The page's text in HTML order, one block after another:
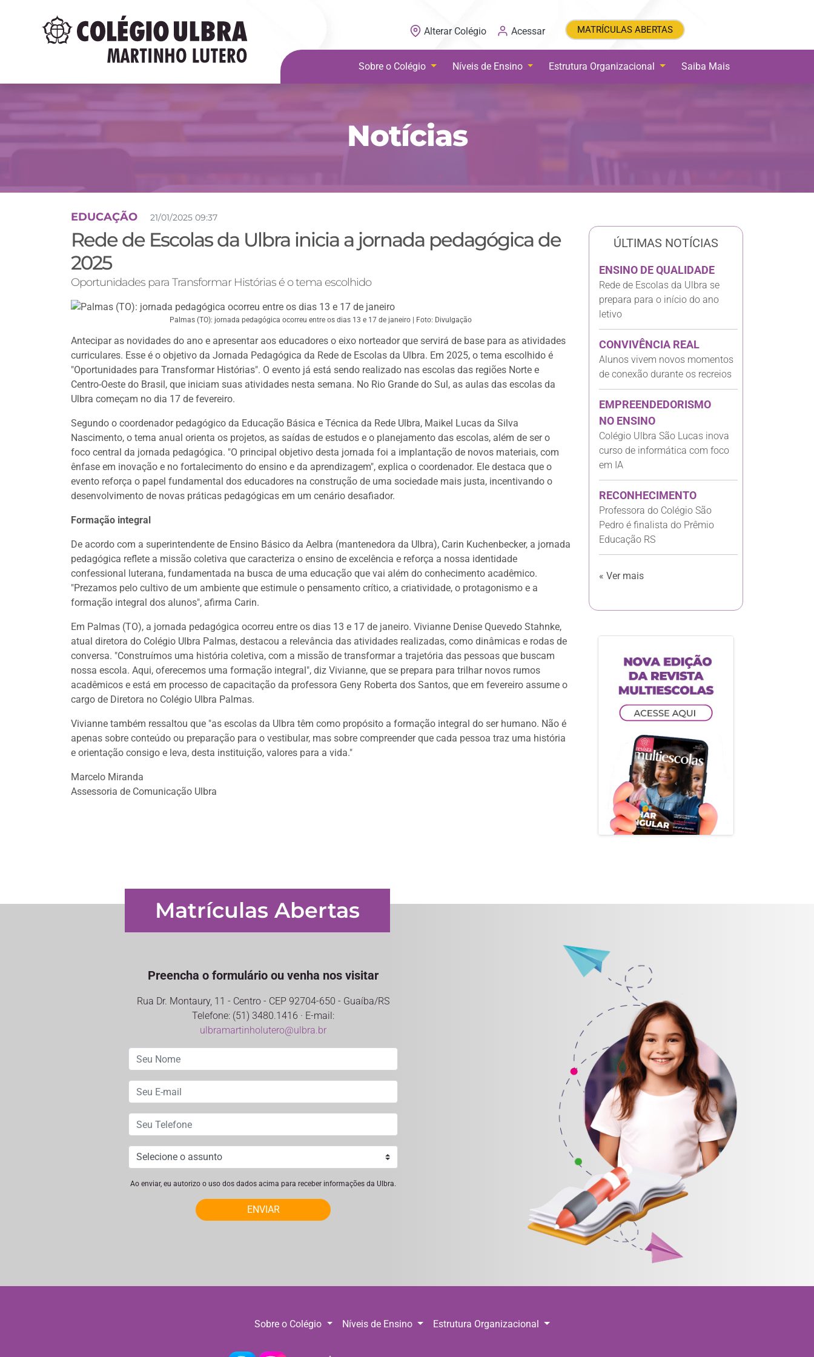
MATRÍCULAS ABERTAS
Alterar Colégio Acessar MATRÍCULAS ABERTAS
Sobre o Colégio Níveis de Ensino Estrutura Organizacional Saiba Mais
Notícias
EDUCAÇÃO 21/01/2025 09:37
Rede de Escolas da Ulbra inicia a jornada pedagógica de
2025
Oportunidades para Transformar Histórias é o tema escolhido
Palmas (TO): jornada pedagógica ocorreu entre os dias 13 e 17 de janeiro | Foto: Divulgação
Antecipar as novidades do ano e apresentar aos educadores o eixo norteador que servirá de base para as atividades
curriculares. Esse é o objetivo da Jornada Pedagógica da Rede de Escolas da Ulbra. Em 2025, o tema escolhido é
"Oportunidades para Transformar Histórias". O evento já está sendo realizado nas escolas das regiões Norte e
Centro-Oeste do Brasil, que iniciam suas atividades nesta semana. No Rio Grande do Sul, as aulas das escolas da
Ulbra começam no dia 17 de fevereiro.
Segundo o coordenador pedagógico da Educação Básica e Técnica da Rede Ulbra, Maikel Lucas da Silva
Nascimento, o tema anual orienta os projetos, as saídas de estudos e o planejamento das escolas, além de ser o
foco central da jornada pedagógica. "O principal objetivo desta jornada foi a implantação de novos materiais, com
ênfase em inovação e no fortalecimento do ensino e da aprendizagem", explica o coordenador. Ele destaca que o
evento reforça o papel fundamental dos educadores na construção de uma sociedade mais justa, incentivando o
desenvolvimento de novas práticas pedagógicas em um cenário desafiador.
Formação integral
De acordo com a superintendente de Ensino Básico da Aelbra (mantenedora da Ulbra), Carin Kuchenbecker, a jornada
pedagógica reflete a missão coletiva que caracteriza o ensino de excelência e reforça a nossa identidade
confessional luterana, fundamentada na busca de uma educação que vai além do conhecimento acadêmico.
"Prezamos pelo cultivo de um ambiente que estimule o pensamento crítico, a criatividade, o protagonismo e a
formação integral dos alunos", afirma Carin.
Em Palmas (TO), a jornada pedagógica ocorreu entre os dias 13 e 17 de janeiro. Vivianne Denise Quevedo Stahnke,
atual diretora do Colégio Ulbra Palmas, destacou a relevância das atividades realizadas, como dinâmicas e rodas de
conversa. "Construímos uma história coletiva, com a missão de transformar a trajetória das pessoas que buscam
nossa escola. Aqui, oferecemos uma formação integral", diz Vivianne, que se prepara para trilhar novos rumos
acadêmicos e está em processo de capacitação da professora Geny Roberta dos Santos, que em fevereiro assume o
cargo de Diretora no Colégio Ulbra Palmas.
Vivianne também ressaltou que "as escolas da Ulbra têm como propósito a formação integral do ser humano. Não é
apenas sobre conteúdo ou preparação para o vestibular, mas sobre compreender que cada pessoa traz uma história
e orientação consigo e leva, desta instituição, valores para a vida."
Marcelo Miranda
Assessoria de Comunicação Ulbra
ÚLTIMAS NOTÍCIAS
ENSINO DE QUALIDADE
Rede de Escolas da Ulbra se
prepara para o início do ano
letivo
CONVIVÊNCIA REAL
Alunos vivem novos momentos
de conexão durante os recreios
EMPREENDEDORISMO
NO ENSINO
Colégio Ulbra São Lucas inova
curso de informática com foco
em IA
RECONHECIMENTO
Professora do Colégio São
Pedro é finalista do Prêmio
Educação RS
« Ver mais
Matrículas Abertas
Preencha o formulário ou venha nos visitar
Rua Dr. Montaury, 11 - Centro - CEP 92704-650 - Guaíba/RS
Telefone: (51) 3480.1416 · E-mail:
ulbramartinholutero@ulbra.br
Ao enviar, eu autorizo o uso dos dados acima para receber informações da Ulbra.
ENVIAR
Sobre o Colégio Níveis de Ensino Estrutura Organizacional